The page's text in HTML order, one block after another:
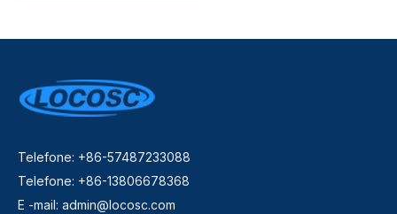
Telefone: +86-57487233088
Telefone: +86-13806678368
E -mail: admin@locosc.com